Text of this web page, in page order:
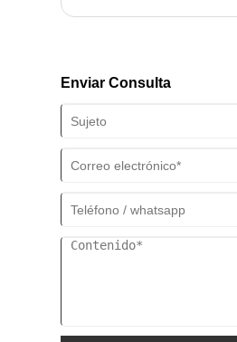
Enviar Consulta